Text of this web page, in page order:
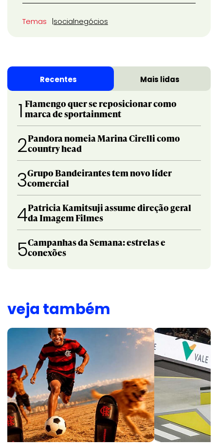
Temas socialnegócios
Recentes Mais lidas
1 Flamengo quer se reposicionar como
marca de sportainment
2Pandora nomeia Marina Cirelli como
country head
3Grupo Bandeirantes tem novo líder
comercial
4Patricia Kamitsuji assume direção geral
da Imagem Filmes
5Campanhas da Semana: estrelas e
conexões
veja também